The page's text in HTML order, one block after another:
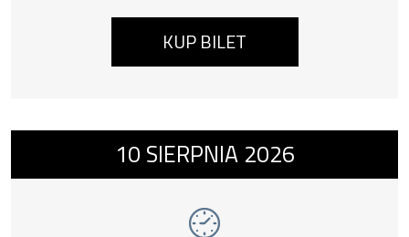
KUP BILET
Wydarzenie numer 10: Wystawy w
10 SIERPNIA 2026